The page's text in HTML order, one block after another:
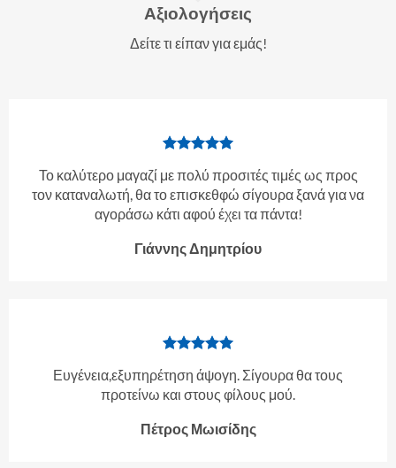
Αξιολογήσεις
Δείτε τι είπαν για εμάς!
Το καλύτερο μαγαζί με πολύ προσιτές τιμές ως προς
τον καταναλωτή, θα το επισκεθφώ σίγουρα ξανά για να
αγοράσω κάτι αφού έχει τα πάντα!
Γιάννης Δημητρίου
Ευγένεια,εξυπηρέτηση άψογη. Σίγουρα θα τους
προτείνω και στους φίλους μού.
Πέτρος Μωισίδης